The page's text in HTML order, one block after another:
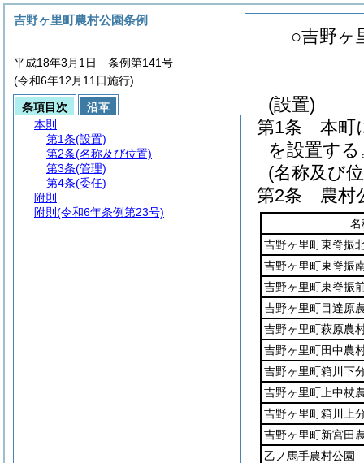
○吉野ヶ
(設置)
第1条
本町
を設置する
(名称及び
第2条
農村
名
吉野ヶ里町東脊振
吉野ヶ里町東脊振
吉野ヶ里町東脊振
吉野ヶ里町目達原
吉野ヶ里町萩原農
吉野ヶ里町田中農
吉野ヶ里町箱川下
吉野ヶ里町上中杖
吉野ヶ里町箱川上
吉野ヶ里町新宮田
乙ノ馬手農村公園
吉野ヶ里町農村公園条例
平成18年3月1日 条例第141号
(令和6年12月11日施行)
条項目次
沿革
本則
第1条(設置)
第2条(名称及び位置)
第3条(管理)
第4条(委任)
附則
附則 (令和6年条例第23号)